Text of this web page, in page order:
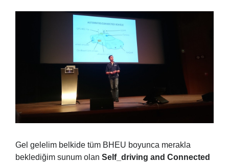
Gel gelelim belkide tüm BHEU boyunca merakla
beklediğim sunum olan Self_driving and Connected